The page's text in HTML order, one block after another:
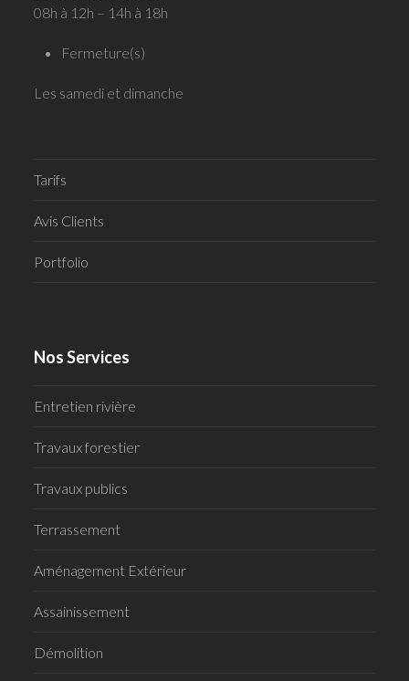
08h à 12h – 14h à 18h
Fermeture(s)
Les samedi et dimanche
Tarifs
Avis Clients
Portfolio
Nos Services
Entretien rivière
Travaux forestier
Travaux publics
Terrassement
Aménagement Extérieur
Assainissement
Démolition